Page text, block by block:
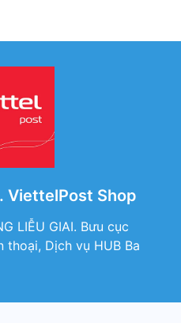
ViettelPost Shop
LIỄU GIAI. Bưu cục
thoại, Dịch vụ HUB Ba